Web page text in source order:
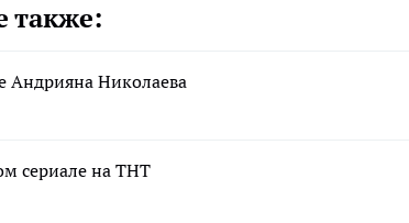
также:
Андрияна Николаева
сериале на ТНТ